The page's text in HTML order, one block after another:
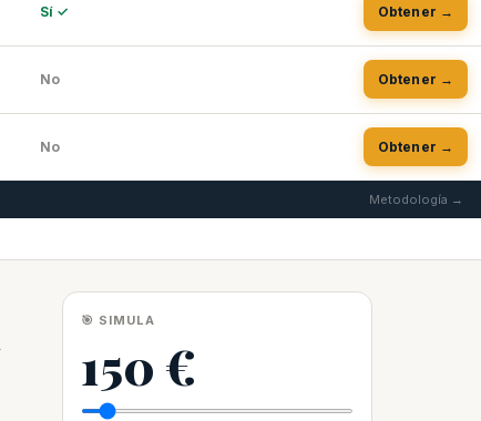
Sí ✓ Obtener →
No Obtener →
No Obtener →
Metodología →
🎯 SIMULA
150 €